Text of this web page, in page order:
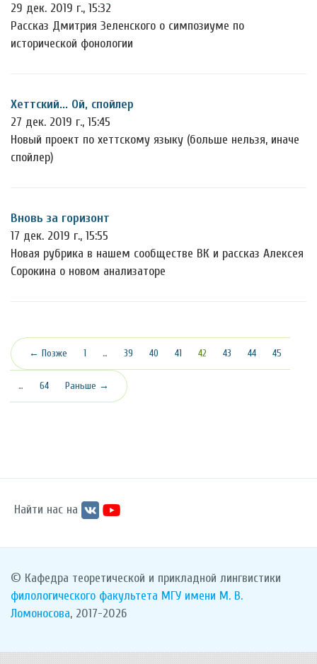
29 дек. 2019 г., 15:32
Рассказ Дмитрия Зеленского о симпозиуме по
исторической фонологии
Хеттский... Ой, спойлер
27 дек. 2019 г., 15:45
Новый проект по хеттскому языку (больше нельзя, иначе
спойлер)
Вновь за горизонт
17 дек. 2019 г., 15:55
Новая рубрика в нашем сообществе ВК и рассказ Алексея
Сорокина о новом анализаторе
← Позже 1 … 39 40 41 42 (текущая)
43 44 45
… 64 Раньше →
Найти нас на
© Кафедра теоретической и прикладной лингвистики
филологического факультета МГУ имени М. В.
Ломоносова, 2017-2026